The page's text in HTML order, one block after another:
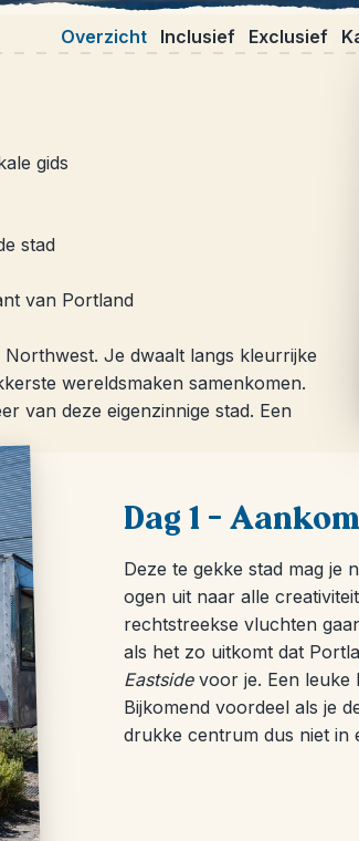
Overzicht Inclusief Exclusief
gids
stad
van Portland
Je dwaalt langs kleurrijke
wereldsmaken samenkomen.
van deze eigenzinnige stad. Een
Dag 1 –
Deze te gekke stad mag je
ogen uit naar alle
rechtstreekse vluchten
als het zo uitkomt dat
Eastside voor je. Een leuke
Bijkomend voordeel als je
drukke centrum dus niet in